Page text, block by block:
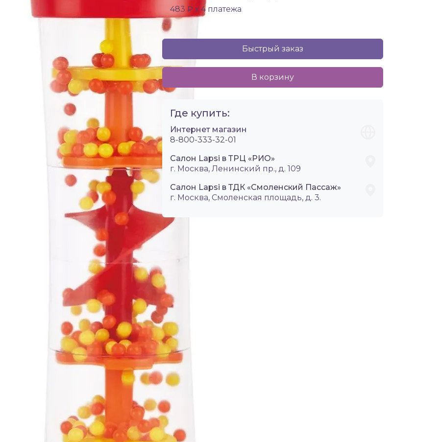
483 ₽ х 4 платежа
Быстрый заказ
В корзину
Где купить:
Интернет магазин
8-800-333-32-01
Салон Lapsi в ТРЦ «РИО»
г. Москва, Ленинский пр., д. 109
Салон Lapsi в ТДК «Смоленский Пассаж»
г. Москва, Смоленская площадь, д. 3.